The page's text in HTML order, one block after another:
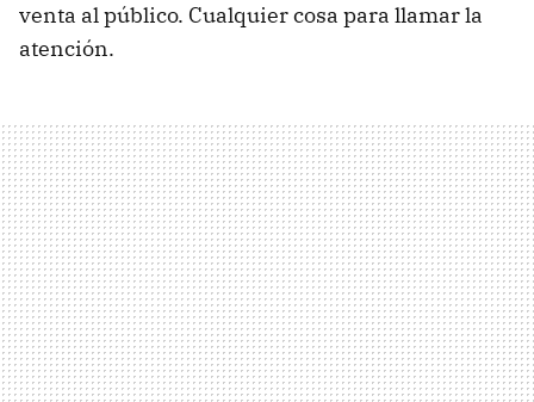
venta al público. Cualquier cosa para llamar la
atención.